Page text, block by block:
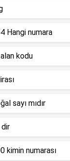
Hangi numara
kodu
sayı mıdır
kimin numarası